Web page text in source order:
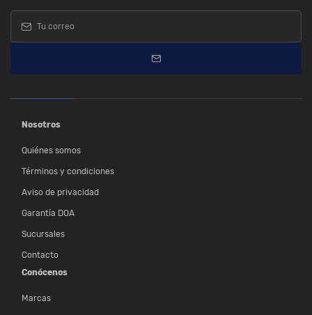
Nosotros
Quiénes somos
Términos y condiciones
Aviso de privacidad
Garantía DOA
Sucursales
Contacto
Conócenos
Marcas